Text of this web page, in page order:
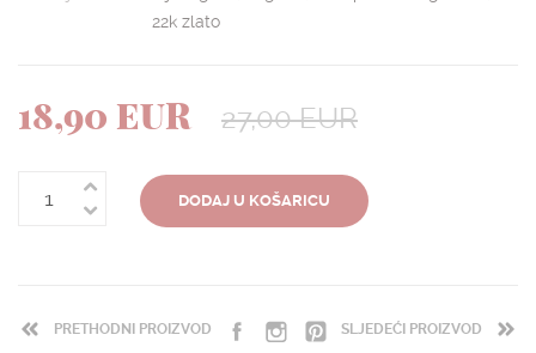
22k zlato
18,90 EUR 27,00 EUR
DODAJ U KOŠARICU
PRETHODNI PROIZVOD SLJEDEĆI PROIZVOD